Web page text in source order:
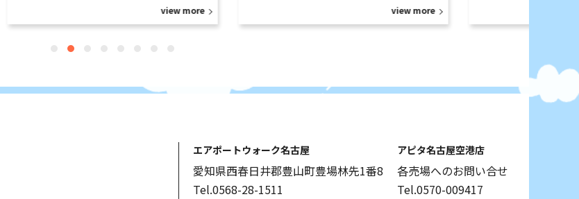
view more view more
エアポートウォーク名古屋
愛知県西春日井郡豊山町豊場林先1番8
Tel.0568-28-1511
アピタ名古屋空港店
各売場へのお問い合せ
Tel.0570-009417